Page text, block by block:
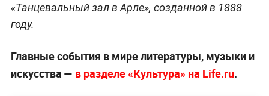
«Танцевальный зал в Арле», созданной в 1888
году.
Главные события в мире литературы, музыки и
искусства — в разделе «Культура» на Life.ru.